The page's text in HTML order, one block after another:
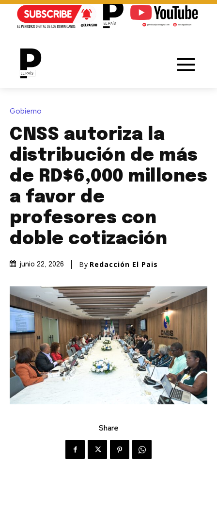
Gobierno
CNSS autoriza la
distribución de más
de RD$6,000 millones
a favor de
profesores con
doble cotización
junio 22, 2026 By Redacción El Pais
Share